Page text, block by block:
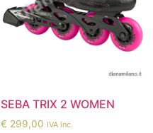
SEBA TRIX 2 WOMEN
€ 299,00 IVA inc.